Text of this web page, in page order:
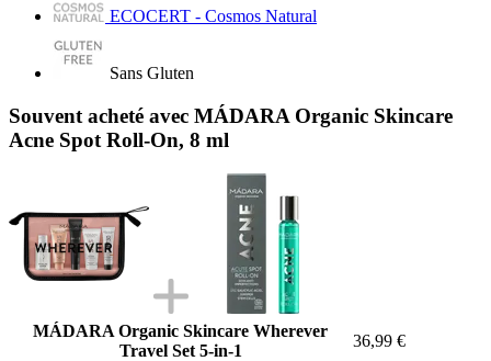
ECOCERT - Cosmos Natural
Sans Gluten
Souvent acheté avec MÁDARA Organic Skincare
Acne Spot Roll-On, 8 ml
MÁDARA Organic Skincare Wherever
Travel Set 5-in-1
36,99 €